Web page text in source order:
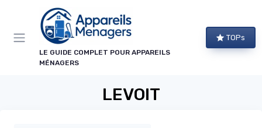
LE GUIDE COMPLET POUR APPAREILS
MÉNAGERS
TOPs
LEVOIT
Panneau de gestion des cookies